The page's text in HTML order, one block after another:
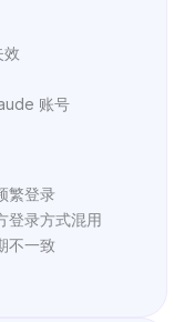
账号
繁登录
登录方式混用
不一致